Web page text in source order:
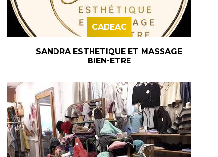
CADEAC
SANDRA ESTHETIQUE ET MASSAGE
BIEN-ETRE